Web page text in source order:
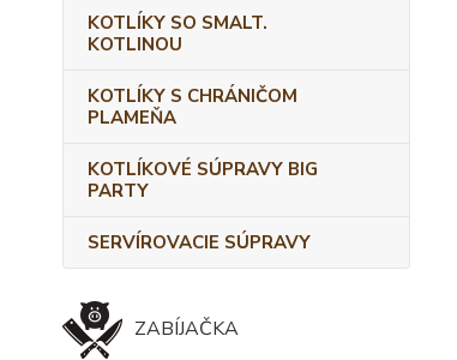
KOTLÍKY SO SMALT.
KOTLINOU
KOTLÍKY S CHRÁNIČOM
PLAMEŇA
KOTLÍKOVÉ SÚPRAVY BIG
PARTY
SERVÍROVACIE SÚPRAVY
ZABÍJAČKA